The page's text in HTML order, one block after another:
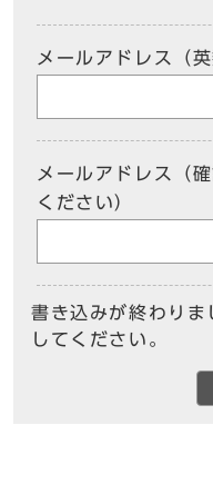
メールアドレス（英
メールアドレス（
ください）
書き込みが終わりま
してください。